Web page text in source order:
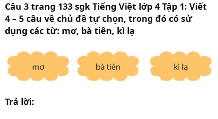
Câu 3 trang 133 sgk Tiếng Việt lớp 4 Tập 1: Viết
4 – 5 câu về chủ đề tự chọn, trong đó có sử
dụng các từ: mơ, bà tiên, kì lạ
Trả lời: